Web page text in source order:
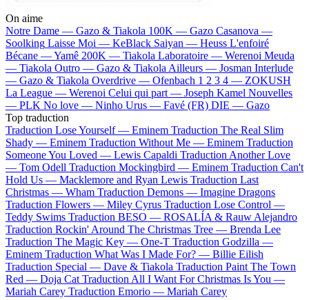
On aime
Notre Dame — Gazo & Tiakola 100K — Gazo Casanova —
Soolking Laisse Moi — KeBlack Saiyan — Heuss L'enfoiré
Bécane —Yamê 200K — Tiakola Laboratoire — Werenoi Meuda
— Tiakola Outro — Gazo & Tiakola Ailleurs — Josman Interlude
— Gazo & Tiakola Overdrive — Ofenbach 1 2 3 4 — ZOKUSH
La League — Werenoi Celui qui part — Joseph Kamel Nouvelles
— PLK No love — Ninho Urus — Favé (FR) DIE — Gazo
Top traduction
Traduction Lose Yourself — Eminem Traduction The Real Slim
Shady — Eminem Traduction Without Me — Eminem Traduction
Someone You Loved — Lewis Capaldi Traduction Another Love
— Tom Odell Traduction Mockingbird — Eminem Traduction Can't
Hold Us — Macklemore and Ryan Lewis Traduction Last
Christmas — Wham Traduction Demons — Imagine Dragons
Traduction Flowers — Miley Cyrus Traduction Lose Control —
Teddy Swims Traduction BESO — ROSALÍA & Rauw Alejandro
Traduction Rockin' Around The Christmas Tree — Brenda Lee
Traduction The Magic Key — One-T Traduction Godzilla —
Eminem Traduction What Was I Made For? — Billie Eilish
Traduction Special — Dave & Tiakola Traduction Paint The Town
Red — Doja Cat Traduction All I Want For Christmas Is You —
Mariah Carey Traduction Emorio — Mariah Carey